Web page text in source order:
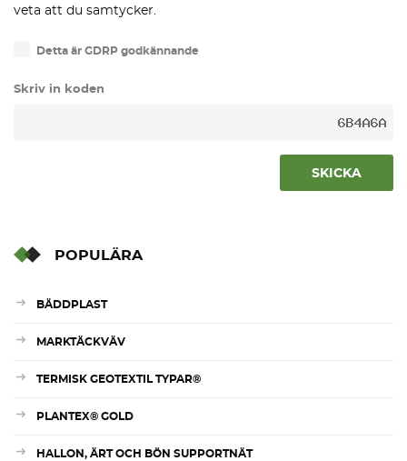
veta att du samtycker.
Detta är GDRP godkännande
Skriv in koden
SKICKA
POPULÄRA
BÄDDPLAST
MARKTÄCKVÄV
TERMISK GEOTEXTIL TYPAR®
PLANTEX® GOLD
HALLON, ÄRT OCH BÖN SUPPORTNÄT